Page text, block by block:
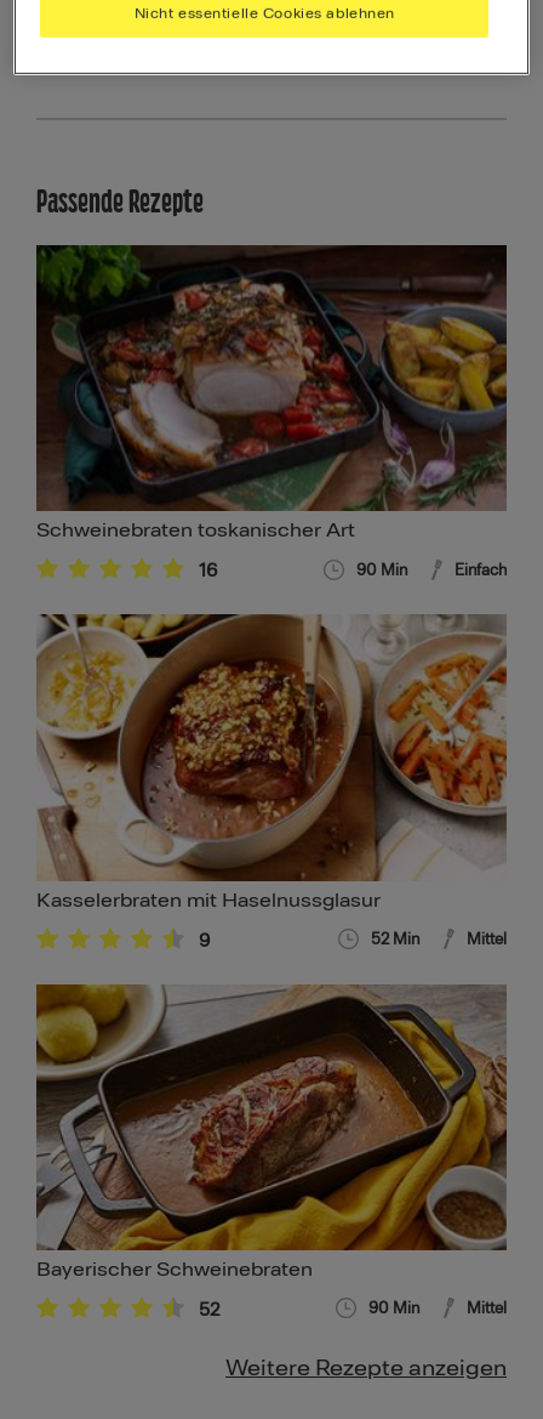
Produktzutaten
Passende Rezepte
Schweinebraten toskanischer Art
16 90 Min Einfach
Kasselerbraten mit Haselnussglasur
9 52Min Mittel
Bayerischer Schweinebraten
52 90 Min Mittel
Weitere Rezepte anzeigen
Nicht essentielle Cookies ablehnen